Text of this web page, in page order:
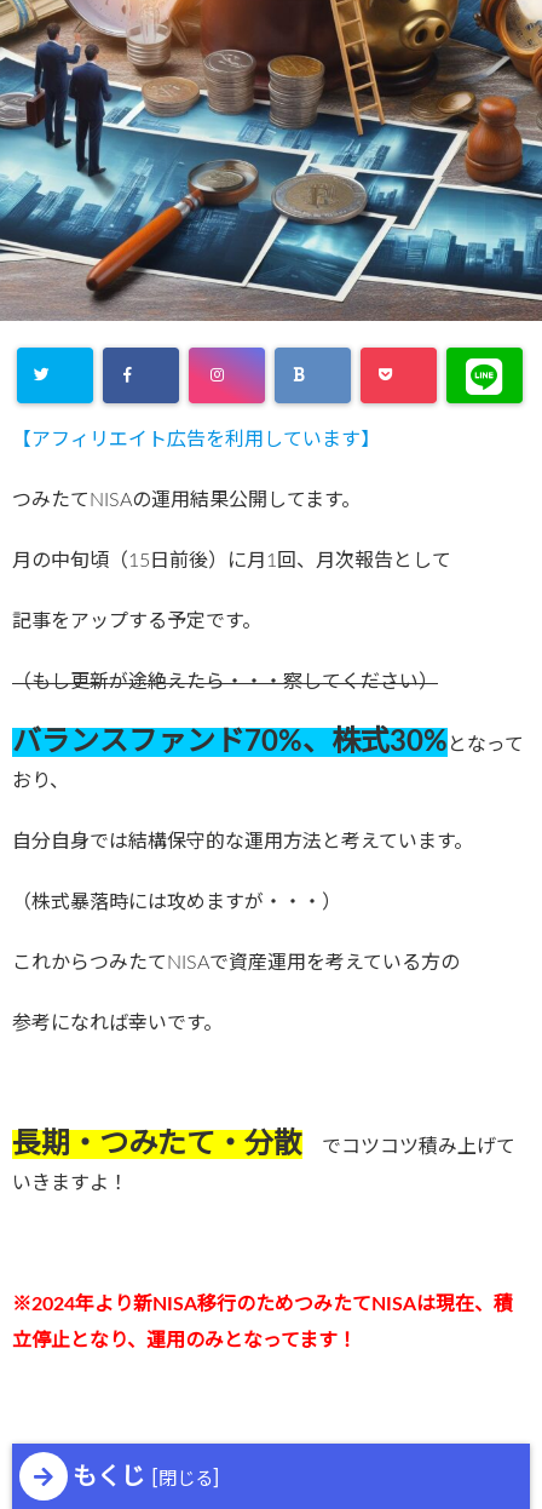
【アフィリエイト広告を利用しています】
つみたてNISAの運用結果公開してます。
月の中旬頃（15日前後）に月1回、月次報告として
記事をアップする予定です。
（もし更新が途絶えたら・・・察してください）
バランスファンド70%、株式30% となって
おり、
自分自身では結構保守的な運用方法と考えています。
（株式暴落時には攻めますが・・・）
これからつみたてNISAで資産運用を考えている方の
参考になれば幸いです。
長期・つみたて・分散 でコツコツ積み上げて
いきますよ！
※2024年より新NISA移行のためつみたてNISAは現在、積
立停止となり、運用のみとなってます！
もくじ 閉じる